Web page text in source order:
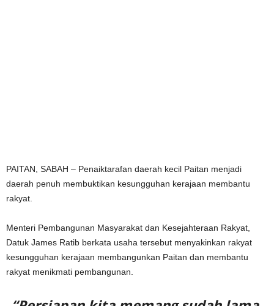
PAITAN, SABAH – Penaiktarafan daerah kecil Paitan menjadi
daerah penuh membuktikan kesungguhan kerajaan membantu
rakyat.
Menteri Pembangunan Masyarakat dan Kesejahteraan Rakyat,
Datuk James Ratib berkata usaha tersebut menyakinkan rakyat
kesungguhan kerajaan membangunkan Paitan dan membantu
rakyat menikmati pembangunan.